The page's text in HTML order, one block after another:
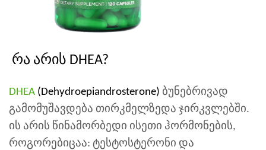
რა არის DHEA?
DHEA (Dehydroepiandrosterone) ბუნებრივად
გამომუშავდება თირკმელზედა ჯირკვლებში.
ის არის წინამორბედი ისეთი ჰორმონების,
როგორებიცაა: ტესტოსტერონი და